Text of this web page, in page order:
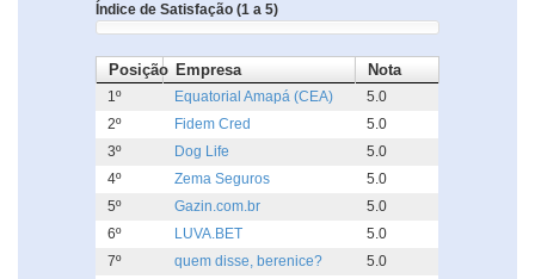
Índice de Satisfação (1 a 5)
Posição Empresa Nota
1º Equatorial Amapá (CEA)
5.0
2º
Fidem Cred
5.0
3º
Dog Life
5.0
4º
Zema Seguros
5.0
5º
Gazin.com.br
5.0
6º
LUVA.BET
5.0
7º
quem disse, berenice?
5.0